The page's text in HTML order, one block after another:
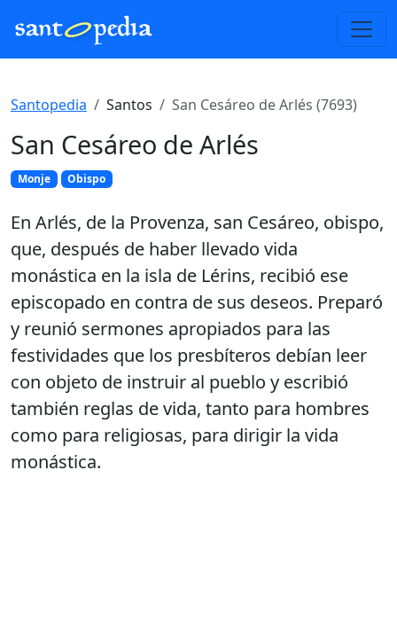
Santopedia Santos San Cesáreo de Arlés (7693)
San Cesáreo de Arlés
Monje Obispo
En Arlés, de la Provenza, san Cesáreo, obispo,
que, después de haber llevado vida
monástica en la isla de Lérins, recibió ese
episcopado en contra de sus deseos. Preparó
y reunió sermones apropiados para las
festividades que los presbíteros debían leer
con objeto de instruir al pueblo y escribió
también reglas de vida, tanto para hombres
como para religiosas, para dirigir la vida
monástica.